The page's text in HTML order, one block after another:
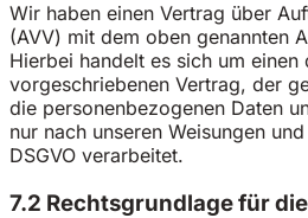
Wir haben einen Vertrag über
(AVV) mit dem oben genannten
Hierbei handelt es sich um
vorgeschriebenen Vertrag, der
die personenbezogenen Daten
nur nach unseren Weisungen
DSGVO verarbeitet.
7.2 Rechtsgrundlage für